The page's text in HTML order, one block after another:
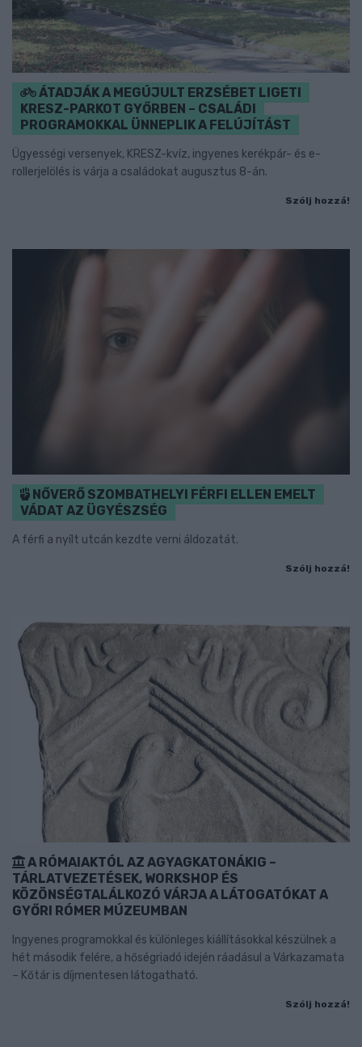
ÁTADJÁK A MEGÚJULT ERZSÉBET LIGETI
KRESZ-PARKOT GYŐRBEN – CSALÁDI
PROGRAMOKKAL ÜNNEPLIK A FELÚJÍTÁST
Ügyességi versenyek, KRESZ-kvíz, ingyenes kerékpár- és e-
rollerjelölés is várja a családokat augusztus 8-án.
Szólj hozzá!
NŐVERŐ SZOMBATHELYI FÉRFI ELLEN EMELT
VÁDAT AZ ÜGYÉSZSÉG
A férfi a nyílt utcán kezdte verni áldozatát.
Szólj hozzá!
A RÓMAIAKTÓL AZ AGYAGKATONÁKIG –
TÁRLATVEZETÉSEK, WORKSHOP ÉS
KÖZÖNSÉGTALÁLKOZÓ VÁRJA A LÁTOGATÓKAT A
GYŐRI RÓMER MÚZEUMBAN
Ingyenes programokkal és különleges kiállításokkal készülnek a
hét második felére, a hőségriadó idején ráadásul a Várkazamata
– Kőtár is díjmentesen látogatható.
Szólj hozzá!